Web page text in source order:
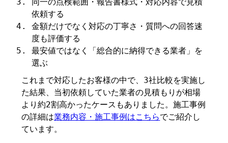
依頼する
金額だけでなく対応の丁寧さ・質問への回答速
度も評価する
最安値ではなく「総合的に納得できる業者」を
選ぶ
これまで対応したお客様の中で、3社比較を実施し
た結果、当初依頼していた業者の見積もりが相場
より約2割高かったケースもありました。施工事例
の詳細は業務内容・施工事例はこちらでご紹介し
ています。